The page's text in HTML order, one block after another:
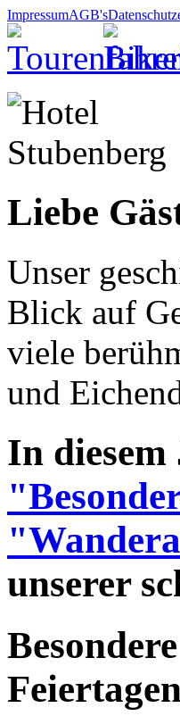
ImpressumAGB's
Liebe
Unser
Blick auf
viele
und
In
unserer